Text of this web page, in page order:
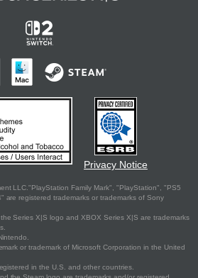
Privacy Notice
LLC."PlayStation Family Mark", "PlayStation", "PS5
registered trademarks or trademarks of Sony
Series X|S logo and XBOX Series X|S are trademarks
or trademark of Microsoft Corporation in the United
in the U.S. and other countries.